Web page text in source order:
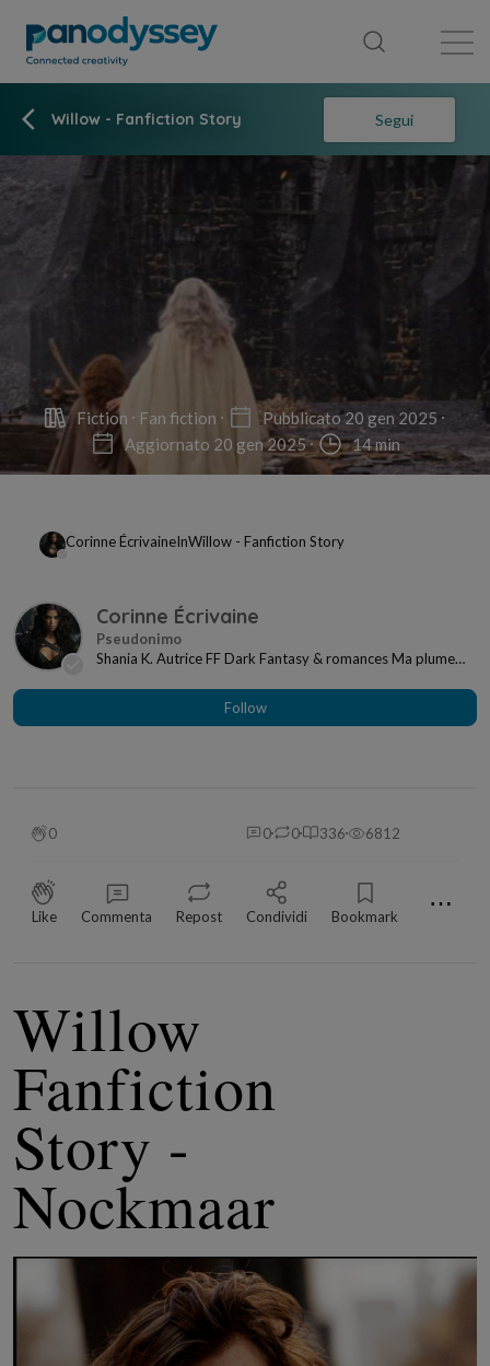
Willow - Fanfiction Story Segui
Fiction Fan fiction
Pubblicato 20 gen 2025
Aggiornato 20 gen 2025
14 min
Corinne ÉcrivaineInWillow - Fanfiction Story
Corinne Écrivaine
Shania K. Autrice FF Dark Fantasy & romances Ma plume
Follow
0 0 0 336 6812
Like Commenta Repost Condividi Bookmark ⋯
Willow
Fanfiction
Story -
Nockmaar